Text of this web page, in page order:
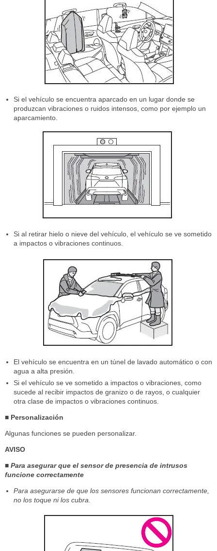
Si el vehículo se encuentra aparcado en un lugar donde se
produzcan vibraciones o ruidos intensos, como por ejemplo un
aparcamiento.
Si al retirar hielo o nieve del vehículo, el vehículo se ve sometido
a impactos o vibraciones continuos.
El vehículo se encuentra en un túnel de lavado automático o con
agua a alta presión.
Si el vehículo se ve sometido a impactos o vibraciones, como
sucede al recibir impactos de granizo o de rayos, o cualquier
otra clase de impactos o vibraciones continuos.
■ Personalización
Algunas funciones se pueden personalizar.
AVISO
■ Para asegurar que el sensor de presencia de intrusos
funcione correctamente
Para asegurarse de que los sensores funcionan correctamente,
no los toque ni los cubra.